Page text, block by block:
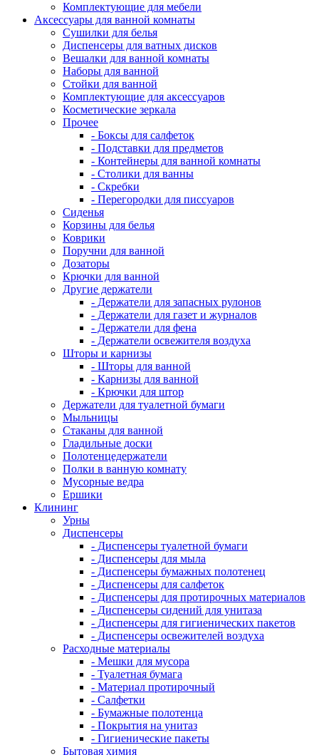
Комплектующие для мебели
Аксессуары для ванной комнаты
Сушилки для белья
Диспенсеры для ватных дисков
Вешалки для ванной комнаты
Наборы для ванной
Стойки для ванной
Комплектующие для аксессуаров
Косметические зеркала
Прочее
- Боксы для салфеток
- Подставки для предметов
- Контейнеры для ванной комнаты
- Столики для ванны
- Скребки
- Перегородки для писсуаров
Сиденья
Корзины для белья
Коврики
Поручни для ванной
Дозаторы
Крючки для ванной
Другие держатели
- Держатели для запасных рулонов
- Держатели для газет и журналов
- Держатели для фена
- Держатели освежителя воздуха
Шторы и карнизы
- Шторы для ванной
- Карнизы для ванной
- Крючки для штор
Держатели для туалетной бумаги
Мыльницы
Стаканы для ванной
Гладильные доски
Полотенцедержатели
Полки в ванную комнату
Мусорные ведра
Ершики
Клининг
Урны
Диспенсеры
- Диспенсеры туалетной бумаги
- Диспенсеры для мыла
- Диспенсеры бумажных полотенец
- Диспенсеры для салфеток
- Диспенсеры для протирочных материалов
- Диспенсеры сидений для унитаза
- Диспенсеры для гигиенических пакетов
- Диспенсеры освежителей воздуха
Расходные материалы
- Мешки для мусора
- Туалетная бумага
- Материал протирочный
- Салфетки
- Бумажные полотенца
- Покрытия на унитаз
- Гигиенические пакеты
Бытовая химия